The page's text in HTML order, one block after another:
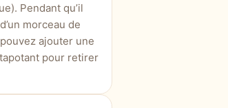
Pendant qu’il
morceau de
ajouter une
pour retirer